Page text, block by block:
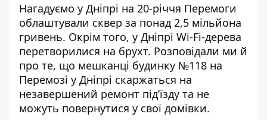
Нагадуємо у Дніпрі на 20-річчя Перемоги
облаштували сквер за понад 2,5 мільйона
гривень. Окрім того, у Дніпрі Wi-Fi-дерева
перетворилися на брухт. Розповідали ми й
про те, що мешканці будинку №118 на
Перемозі у Дніпрі скаржаться на
незавершений ремонт під’їзду та не
можуть повернутися у свої домівки.